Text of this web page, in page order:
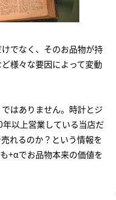
でなく、そのお品物が持
様々な要因によって変動
はありません。時計とジ
以上営業している当店だ
れるのか？という情報を
+αでお品物本来の価値を